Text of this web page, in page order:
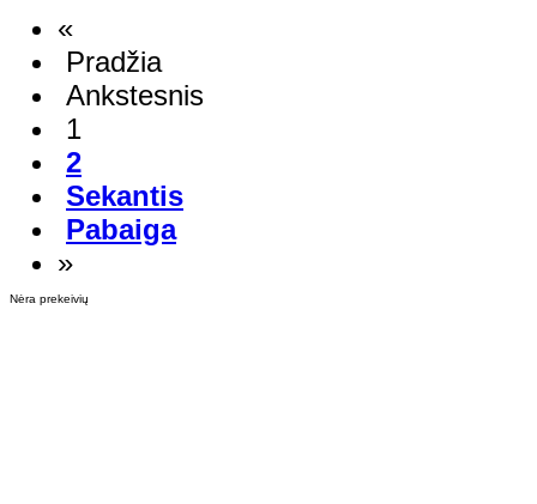
«
Pradžia
Ankstesnis
1
2
Sekantis
Pabaiga
»
Nėra prekeivių